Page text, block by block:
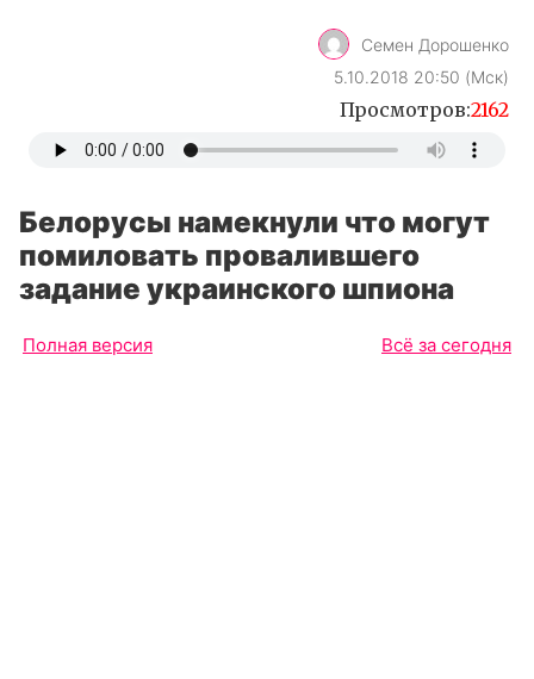
Семен Дорошенко
5.10.2018 20:50 (Мск)
Просмотров:2162
Белорусы намекнули что могут
помиловать провалившего
задание украинского шпиона
Полная версия Всё за сегодня